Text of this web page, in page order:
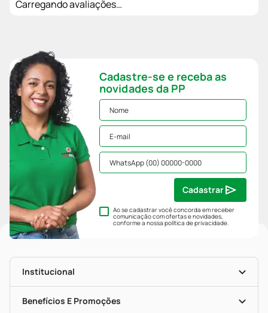
Carregando avaliações…
Cadastre-se e receba as
novidades da PP
Ao se cadastrar você concorda em receber
comunicação com ofertas e novidades,
conforme a nossapolítica de privacidade.
Cadastrar
Institucional
História
Nossas Lojas
Benefícios E Promoções